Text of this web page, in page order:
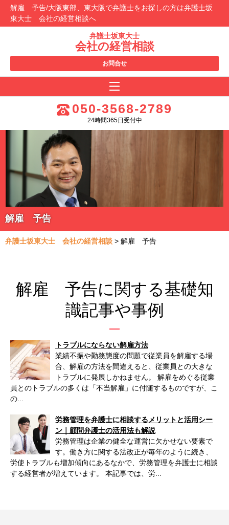
解雇 予告/大阪東部、東大阪で弁護士をお探しの方は弁護士坂
東大士 会社の経営相談へ
弁護士坂東大士
会社の経営相談
お問合せ
050-3568-2789
24時間365日受付中
解雇 予告
弁護士坂東大士 会社の経営相談 > 解雇 予告
解雇 予告に関する基礎知
識記事や事例
トラブルにならない解雇方法
業績不振や勤務態度の問題で従業員を解雇する場
合、解雇の方法を間違えると、従業員との大きな
トラブルに発展しかねません。 解雇をめぐる従業
員とのトラブルの多くは「不当解雇」に付随するものですが、こ
の...
労務管理を弁護士に相談するメリットと活用シー
ン｜顧問弁護士の活用法も解説
労務管理は企業の健全な運営に欠かせない要素で
す。働き方に関する法改正が毎年のように続き、
労使トラブルも増加傾向にあるなかで、労務管理を弁護士に相談
する経営者が増えています。 本記事では、労...